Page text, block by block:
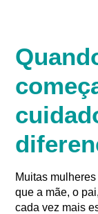
Muitas
que a mãe, o
cada vez mais